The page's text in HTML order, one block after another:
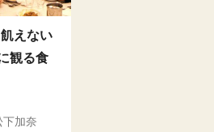
飢えない
観る食
下加奈